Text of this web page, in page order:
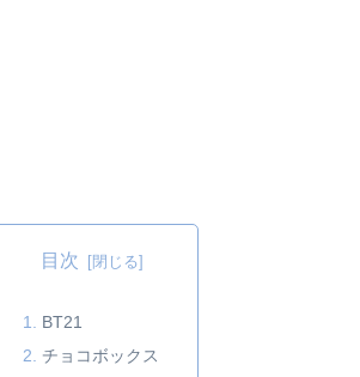
目次
BT21
チョコボックス